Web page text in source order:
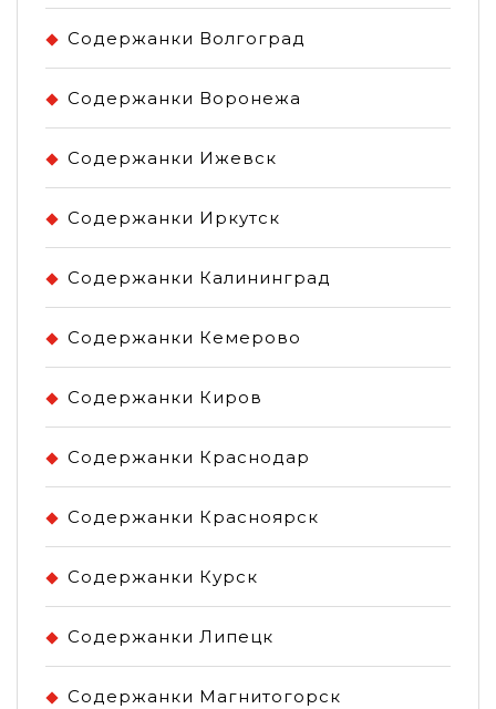
Содержанки Волгоград
Содержанки Воронежа
Содержанки Ижевск
Содержанки Иркутск
Содержанки Калининград
Содержанки Кемерово
Содержанки Киров
Содержанки Краснодар
Содержанки Красноярск
Содержанки Курск
Содержанки Липецк
Содержанки Магнитогорск